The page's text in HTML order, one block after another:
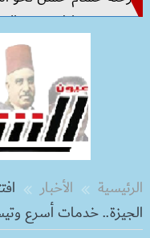
من مخاطر مرض السعار
الرئيسية الأخبار
الجيزة.. خدمات أسرع